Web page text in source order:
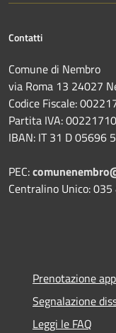
Contatti
Comune di Nembro
via Roma 13 24027
Codice Fiscale:
Partita IVA:
IBAN: IT 31 D 05696
PEC:
Centralino Unico:
Prenotazione
Segnalazione
Leggi le FAQ